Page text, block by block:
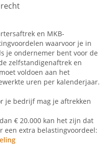
en MKB-
waarvoor je in
je ondernemer bent voor de
zelfstandigenaftrek en
voldoen aan het
uren per kalenderjaar.
je bedrijf mag je aftrekken
€ 20.000 kan het zijn dat
een extra belastingvoordeel: